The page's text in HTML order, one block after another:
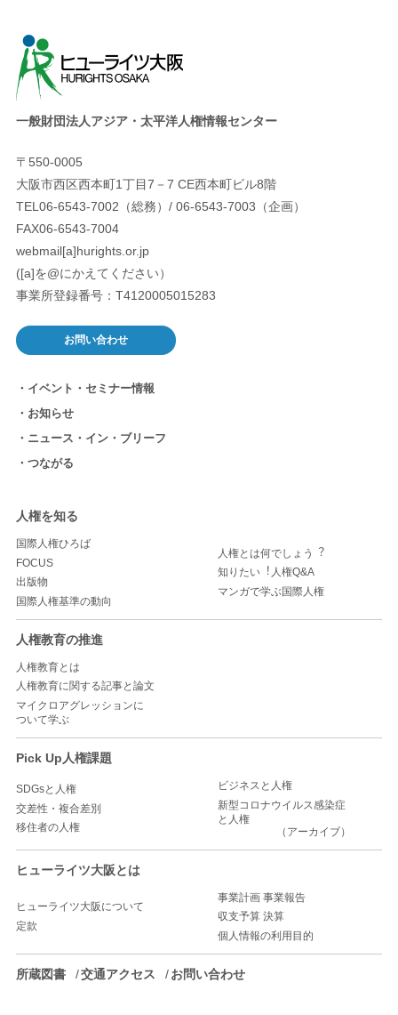
一般財団法人アジア・太平洋人権情報センター
〒550-0005
大阪市西区西本町1丁目7－7 CE西本町ビル8階
TEL06-6543-7002（総務）/ 06-6543-7003（企画）
FAX06-6543-7004
webmail[a]hurights.or.jp
([a]を@にかえてください）
事業所登録番号：T4120005015283
お問い合わせ
イベント・セミナー情報
お知らせ
ニュース・イン・ブリーフ
つながる
人権を知る
国際人権ひろば
FOCUS
出版物
国際人権基準の動向
人権とは何でしょう︖
知りたい︕人権Q&A
マンガで学ぶ国際人権
人権教育の推進
人権教育とは
人権教育に関する記事と論文
マイクロアグレッションに
ついて学ぶ
Pick Up人権課題
SDGsと人権
交差性・複合差別
移住者の人権
ビジネスと人権
新型コロナウイルス感染症
と人権
（アーカイブ）
ヒューライツ大阪とは
ヒューライツ大阪について
定款
事業計画 事業報告
収支予算 決算
個人情報の利用目的
所蔵図書 交通アクセス お問い合わせ